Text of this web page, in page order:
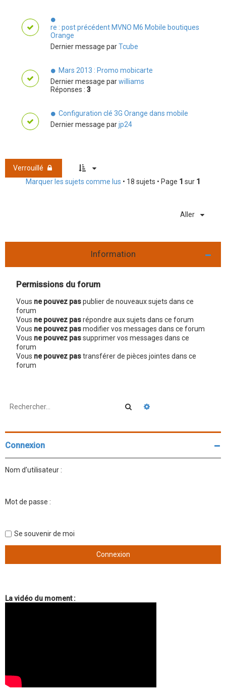
re : post précédent MVNO M6 Mobile boutiques
Orange
Dernier message parTcube
Mars 2013 : Promo mobicarte
Dernier message parwilliams
Réponses : 3
Configuration clé 3G Orange dans mobile
Dernier message parjp24
Verrouillé
Marquer les sujets comme lus • 18 sujets • Page 1 sur 1
Aller
Information
Permissions du forum
Vous ne pouvez paspublier de nouveaux sujets dans ce
forum
Vous ne pouvez pasrépondre aux sujets dans ce forum
Vous ne pouvez pasmodifier vos messages dans ce forum
Vous ne pouvez passupprimer vos messages dans ce
forum
Vous ne pouvez pastransférer de pièces jointes dans ce
forum
Rechercher
Connexion
Nom d’utilisateur :
Mot de passe :
Se souvenir de moi
La vidéo du moment :